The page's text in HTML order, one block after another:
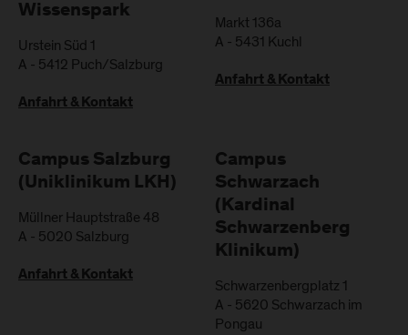
Wissenspark
Urstein Süd 1
A - 5412 Puch/Salzburg
Anfahrt & Kontakt
Markt 136a
A - 5431 Kuchl
Anfahrt & Kontakt
Campus Salzburg
(Uniklinikum LKH)
Müllner Hauptstraße 48
A - 5020 Salzburg
Anfahrt & Kontakt
Campus
Schwarzach
(Kardinal
Schwarzenberg
Klinikum)
Schwarzenbergplatz 1
A - 5620 Schwarzach im
Pongau